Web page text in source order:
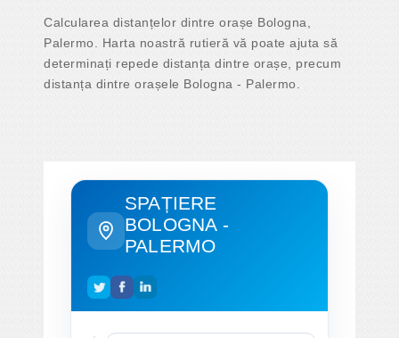
Calcularea distanțelor dintre orașe Bologna,
Palermo. Harta noastră rutieră vă poate ajuta să
determinați repede distanța dintre orașe, precum
distanța dintre orașele Bologna - Palermo.
SPAȚIERE
BOLOGNA -
PALERMO